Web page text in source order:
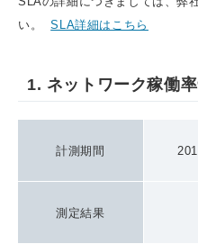
い。SLA詳細はこちら
1. ネットワーク稼働
計測期間
測定結果